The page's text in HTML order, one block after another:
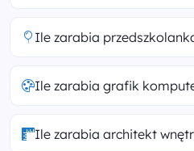
Ile zarabia
Ile zarabia grafik
Ile zarabia architekt